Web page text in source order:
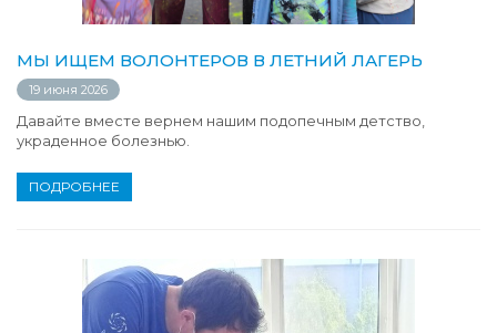
МЫ ИЩЕМ ВОЛОНТЕРОВ В ЛЕТНИЙ ЛАГЕРЬ
19 июня 2026
Давайте вместе вернем нашим подопечным детство,
украденное болезнью.
ПОДРОБНЕЕ